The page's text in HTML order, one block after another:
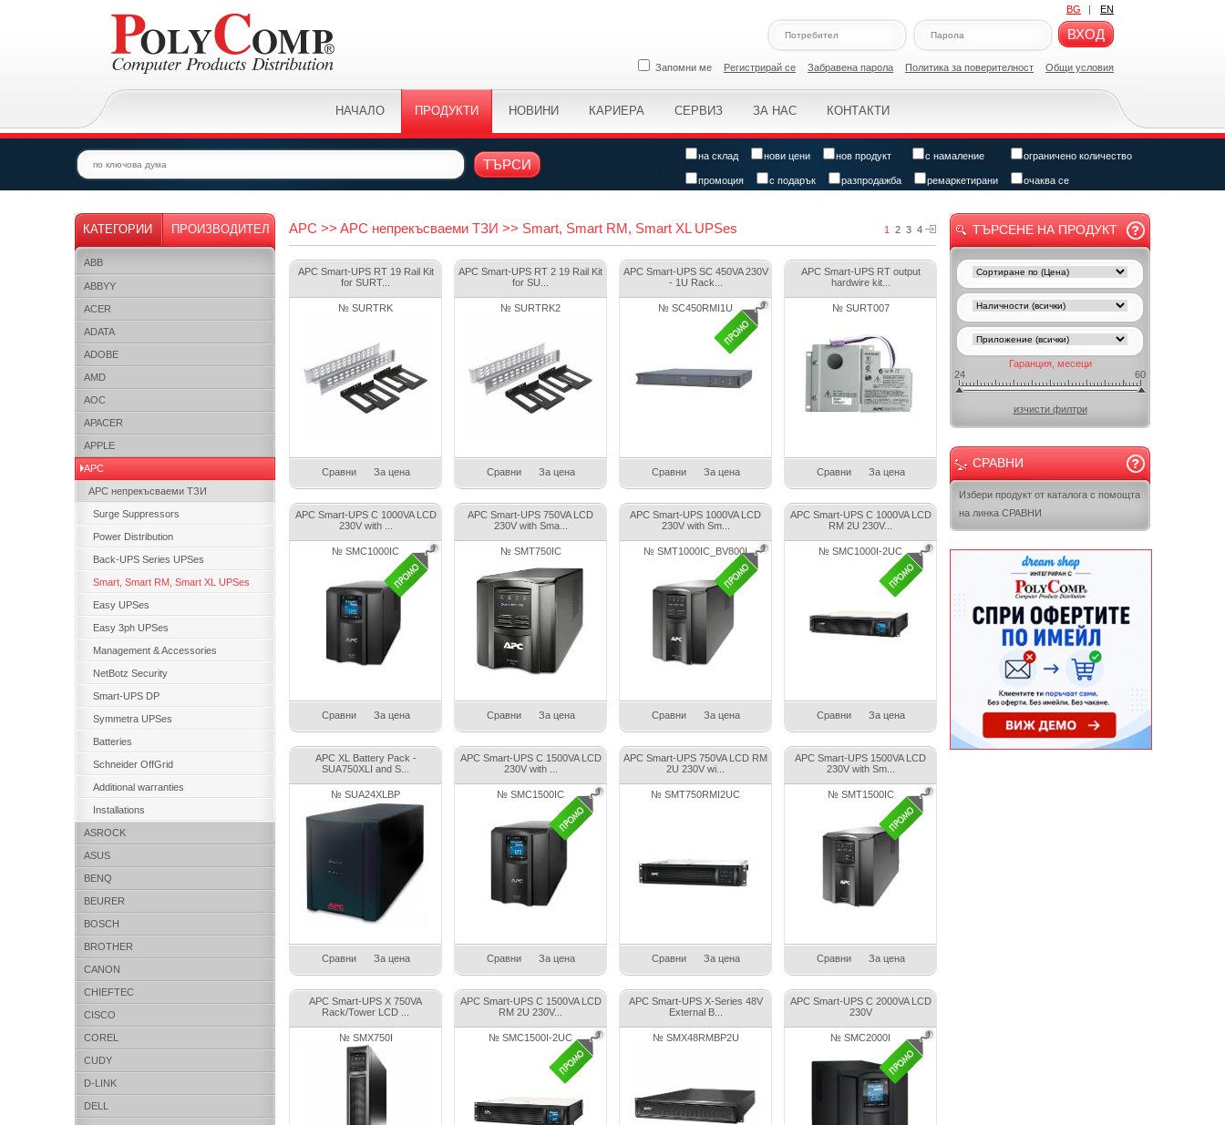
BG | EN
ВХОД
Запомни ме Регистрирай се Забравена парола Политикa за поверителност Общи условия
НАЧАЛО ПРОДУКТИ НОВИНИ КАРИЕРА СЕРВИЗ ЗА НАС КОНТАКТИ
ТЪРСИ
на склад нови цени нов продукт с намаление ограничено количество
промоция с подарък разпродажба ремаркетирани очаква се
КАТЕГОРИИ ПРОИЗВОДИТЕЛ
ABB
ABBYY
ACER
ADATA
ADOBE
AMD
AOC
APACER
APPLE
APC
APC непрекъсваеми ТЗИ
Surge Suppressors
Power Distribution
Back-UPS Series UPSes
Smart, Smart RM, Smart XL UPSes
Easy UPSes
Easy 3ph UPSes
Management & Accessories
NetBotz Security
Smart-UPS DP
Symmetra UPSes
Batteries
Schneider OffGrid
Additional warranties
Installations
ASROCK
ASUS
BENQ
BEURER
BOSCH
BROTHER
CANON
CHIEFTEC
CISCO
COREL
CUDY
D-LINK
DELL
1 2 3 4
APC >> APC непрекъсваеми ТЗИ >> Smart, Smart RM, Smart XL UPSes
APC Smart-UPS RT 19 Rail Kit
for SURT...
№ SURTRK
Сравни За цена
APC Smart-UPS RT 2 19 Rail Kit
for SU...
№ SURTRK2
Сравни За цена
APC Smart-UPS SC 450VA 230V
- 1U Rack...
№ SC450RMI1U
Сравни За цена
APC Smart-UPS RT output
hardwire kit...
№ SURT007
Сравни За цена
APC Smart-UPS C 1000VA LCD
230V with ...
№ SMC1000IC
Сравни За цена
APC Smart-UPS 750VA LCD
230V with Sma...
№ SMT750IC
Сравни За цена
APC Smart-UPS 1000VA LCD
230V with Sm...
№ SMT1000IC_BV800I
Сравни За цена
APC Smart-UPS C 1000VA LCD
RM 2U 230V...
№ SMC1000I-2UC
Сравни За цена
APC XL Battery Pack -
SUA750XLI and S...
№ SUA24XLBP
Сравни За цена
APC Smart-UPS C 1500VA LCD
230V with ...
№ SMC1500IC
Сравни За цена
APC Smart-UPS 750VA LCD RM
2U 230V wi...
№ SMT750RMI2UC
Сравни За цена
APC Smart-UPS 1500VA LCD
230V with Sm...
№ SMT1500IC
Сравни За цена
APC Smart-UPS X 750VA
Rack/Tower LCD ...
№ SMX750I
APC Smart-UPS C 1500VA LCD
RM 2U 230V...
№ SMC1500I-2UC
APC Smart-UPS X-Series 48V
External B...
№ SMX48RMBP2U
APC Smart-UPS C 2000VA LCD
230V
№ SMC2000I
ТЪРСЕНЕ НА ПРОДУКТ
Гаранция, месеци
24
60
изчисти филтри
СРАВНИ
Избери продукт от каталога с помощта
на линка СРАВНИ